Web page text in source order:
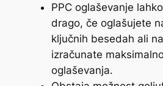
PPC oglaševanje
drago, če oglašujete
ključnih besedah ali
izračunate
oglaševanja.